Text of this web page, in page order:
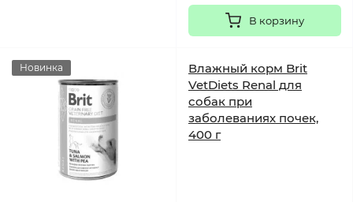
В корзину
Новинка
Влажный корм Brit
VetDiets Renal для
собак при
заболеваниях почек,
400 г